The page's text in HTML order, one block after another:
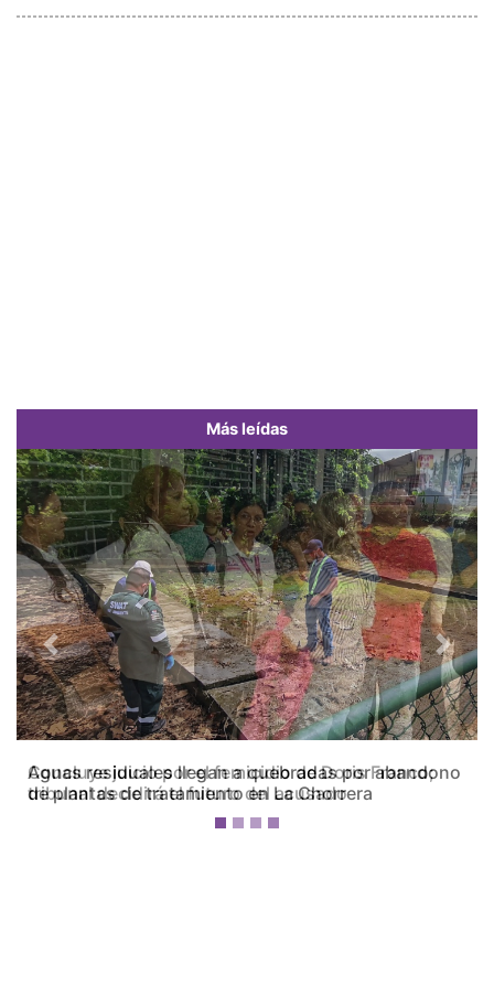
Más leídas
Concluye juicio por el femicidio de Doris Franco;
tribunal decidirá el futuro del acusado
Previous Next